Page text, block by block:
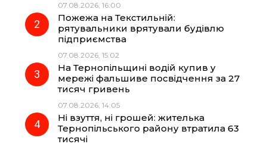
o
k
r
a
m
A
07.08.2026, 16:00
Пожежа на Текстильній:
рятувальники врятували будівлю
підприємства
07.08.2026, 15:02
На Тернопільщині водій купив у
мережі фальшиве посвідчення за 27
тисяч гривень
07.08.2026, 14:05
Ні взуття, ні грошей: жителька
Тернопільського району втратила 63
тисячі